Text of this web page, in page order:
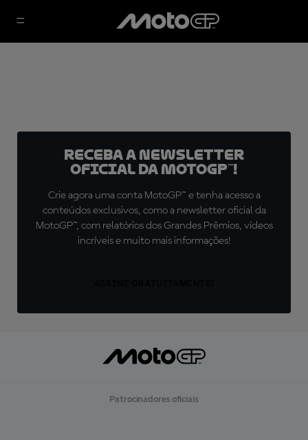
Receba a newsletter
oficial da MotoGP™!
Crie agora uma conta MotoGP™ e tenha acesso a
conteúdos exclusivos, como a newsletter oficial da
MotoGP™, com relatórios dos Grandes Prêmios, vídeos
incríveis e muito mais informações!
Patrocinadores oficiais